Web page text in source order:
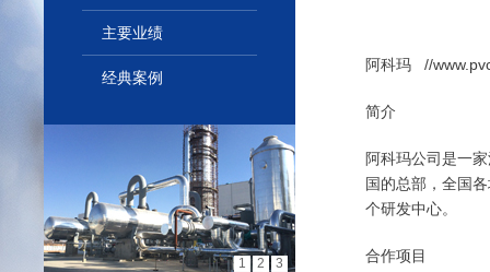
主要业绩
经典案例
1 2 3
阿科玛 //
简介
阿科玛公司是一
国的总部，全国
个研发中心。
合作项目